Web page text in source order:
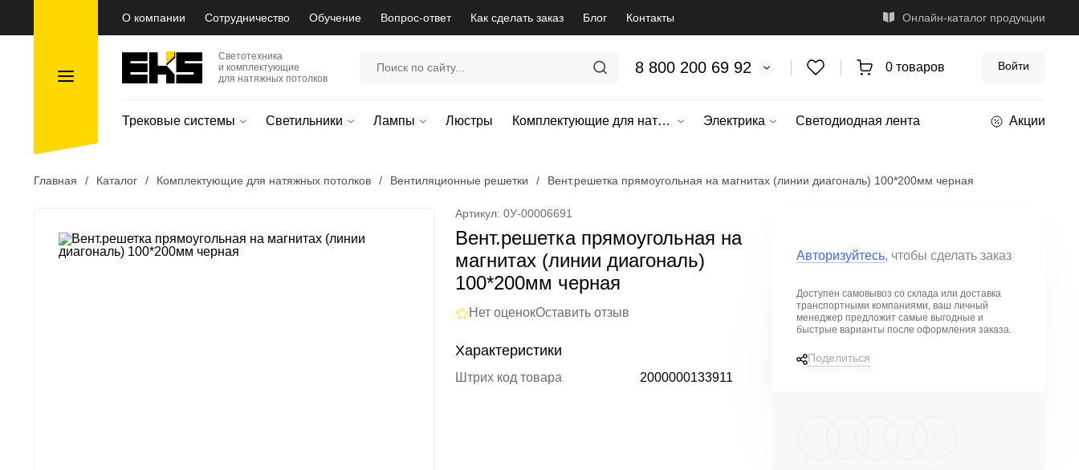
О компании Сотрудничество Обучение Вопрос-ответ Как сделать заказ Блог Контакты Онлайн-каталог продукции
Светотехника
и комплектующие
для натяжных потолков
8 800 200 69 92 0 товаров Войти
Трековые системы Светильники Лампы Люстры Комплектующие для натяжных потолков Электрика Светодиодная лента Акции
Главная / Каталог / Комплектующие для натяжных потолков / Вентиляционные решетки / Вент.решетка прямоугольная на магнитах (линии диагональ) 100*200мм черная
Артикул: 0У-00006691
Вент.решетка прямоугольная на
магнитах (линии диагональ)
100*200мм черная
Нет оценокОставить отзыв
Характеристики
Штрих код товара 2000000133911
Авторизуйтесь, чтобы сделать заказ
Доступен самовывоз со склада или доставка
транспортными компаниями, ваш личный
менеджер предложит самые выгодные и
быстрые варианты после оформления заказа.
Поделиться